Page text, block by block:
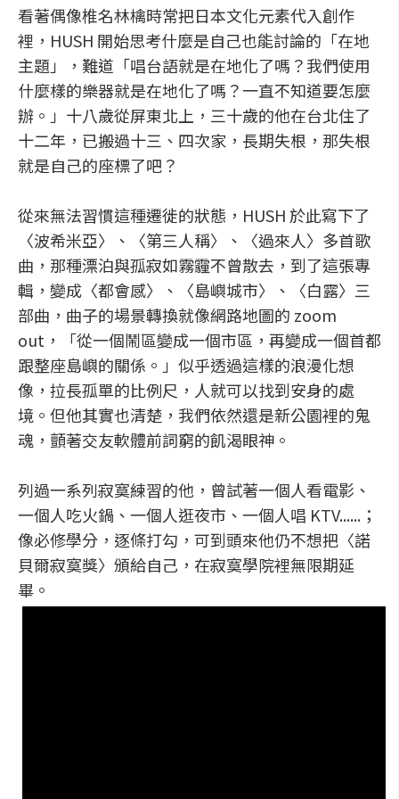
看著偶像椎名林檎時常把日本文化元素代入創作
裡，HUSH 開始思考什麼是自己也能討論的「在地
主題」，難道「唱台語就是在地化了嗎？我們使用
什麼樣的樂器就是在地化了嗎？一直不知道要怎麼
辦。」十八歲從屏東北上，三十歲的他在台北住了
十二年，已搬過十三、四次家，長期失根，那失根
就是自己的座標了吧？
從來無法習慣這種遷徙的狀態，HUSH 於此寫下了
〈波希米亞〉、〈第三人稱〉、〈過來人〉多首歌
曲，那種漂泊與孤寂如霧霾不曾散去，到了這張專
輯，變成〈都會感〉、〈島嶼城市〉、〈白露〉三
部曲，曲子的場景轉換就像網路地圖的 zoom
out，「從一個鬧區變成一個市區，再變成一個首都
跟整座島嶼的關係。」似乎透過這樣的浪漫化想
像，拉長孤單的比例尺，人就可以找到安身的處
境。但他其實也清楚，我們依然還是新公園裡的鬼
魂，顫著交友軟體前詞窮的飢渴眼神。
列過一系列寂寞練習的他，曾試著一個人看電影、
一個人吃火鍋、一個人逛夜市、一個人唱 KTV......；
像必修學分，逐條打勾，可到頭來他仍不想把〈諾
貝爾寂寞獎〉頒給自己，在寂寞學院裡無限期延
畢。